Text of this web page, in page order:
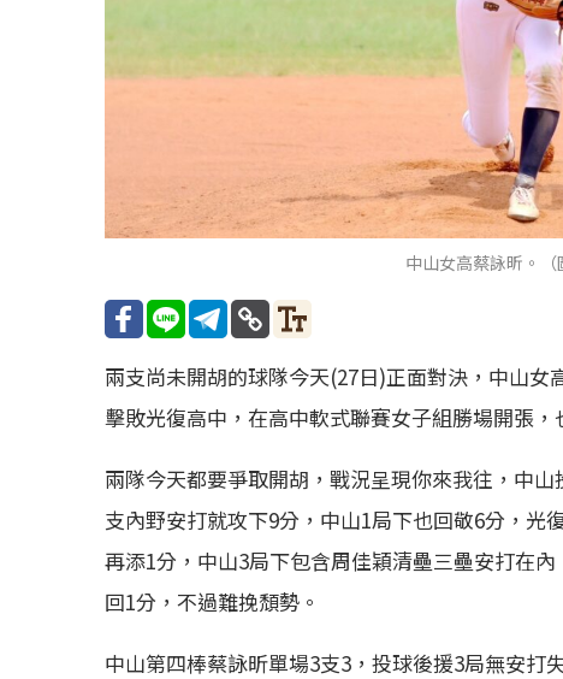
中山女高蔡詠昕。（
兩支尚未開胡的球隊今天(27日)正面對決，中山
擊敗光復高中，在高中軟式聯賽女子組勝場開張，
兩隊今天都要爭取開胡，戰況呈現你來我往，中
支內野安打就攻下9分，中山1局下也回敬6分，光
再添1分，中山3局下包含周佳穎清壘三壘安打在
回1分，不過難挽頹勢。
中山第四棒蔡詠昕單場3支3，投球後援3局無安